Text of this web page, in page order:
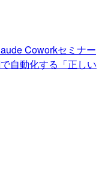
Coworkセミナー
自動化する「正しい